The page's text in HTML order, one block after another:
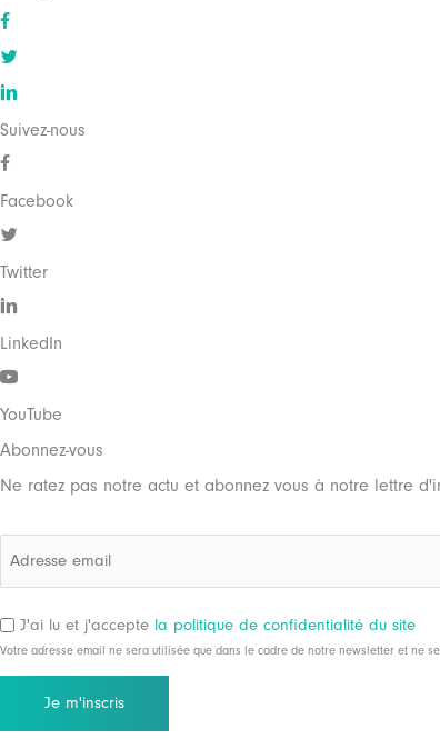
Suivez-nous
Facebook
Twitter
LinkedIn
YouTube
Abonnez-vous
Ne ratez pas notre actu et abonnez vous à notre lettre
Adresse
email
*
RGPD
*
J'ai lu et j'accepte la politique de confidentialité du site
Votre adresse email ne sera utilisée que dans le cadre de notre newsletter et ne
CAPTCHA